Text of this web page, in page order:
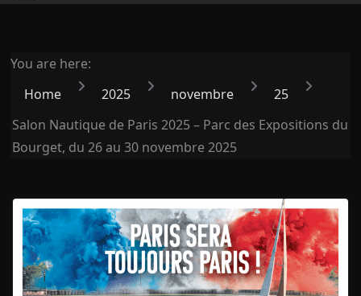
You are here:
Home
2025 novembre
25
Salon Nautique de Paris 2025 – Parc des Expositions du
Bourget, du 26 au 30 novembre 2025